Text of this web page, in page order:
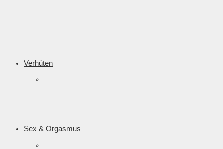
Verhüten
Sex & Orgasmus